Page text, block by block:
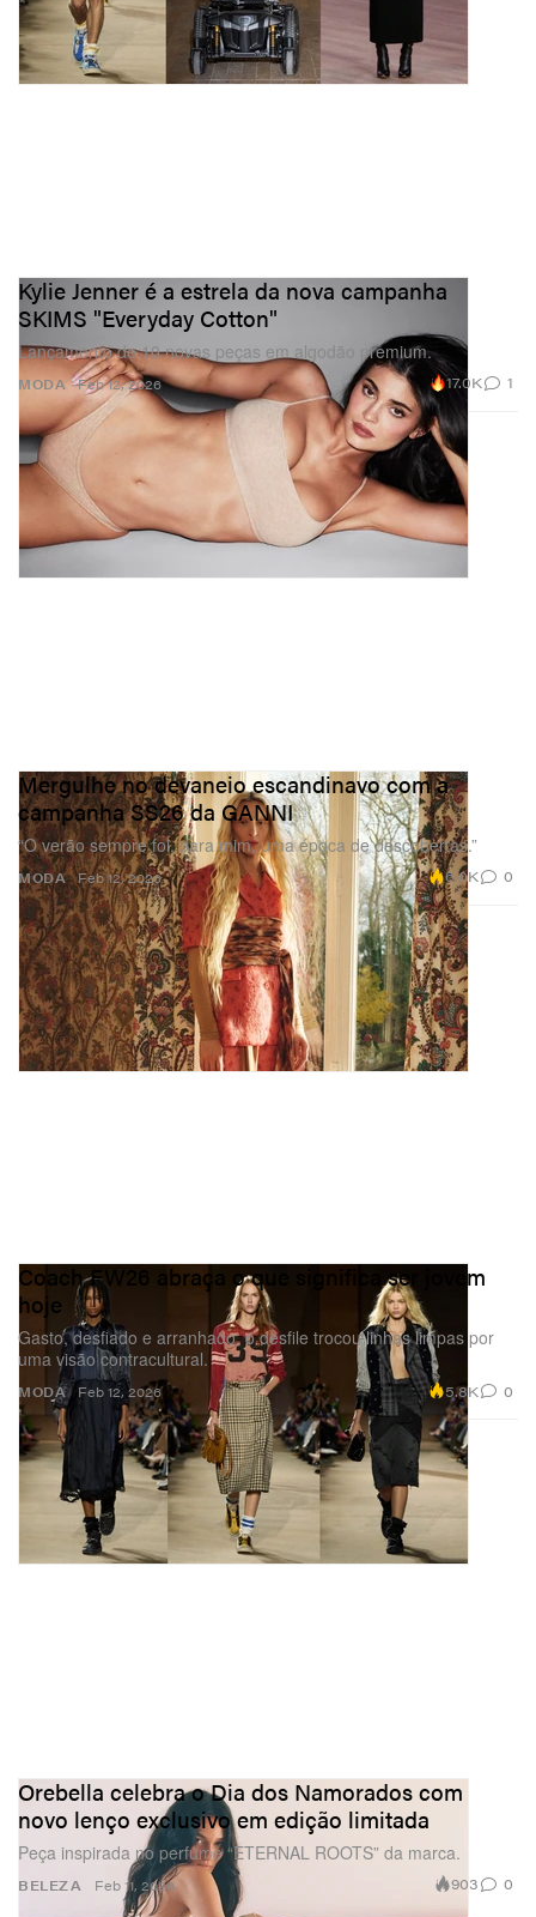
MODA
Kylie Jenner é a estrela da nova campanha
SKIMS "Everyday Cotton"
Lançamento de 10 novas peças em algodão premium.
Feb 12, 2026 17.0K 1
MODA
Mergulhe no devaneio escandinavo com a
campanha SS26 da GANNI
“O verão sempre foi, para mim, uma época de descobertas.”
Feb 12, 2026 6.0K 0
MODA
Coach FW26 abraça o que significa ser jovem
hoje
Gasto, desfiado e arranhado, o desfile trocou linhas limpas por
uma visão contracultural.
Feb 12, 2026 5.8K 0
BELEZA
Orebella celebra o Dia dos Namorados com
novo lenço exclusivo em edição limitada
Peça inspirada no perfume “ETERNAL ROOTS” da marca.
Feb 11, 2026 903 0